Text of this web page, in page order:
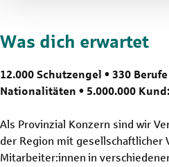
Was dich erwartet
12.000 Schutzengel • 330
Nationalitäten • 5.000.000
Als Provinzial Konzern sind wir
der Region mit gesellschaftlicher
Mitarbeiter:innen in